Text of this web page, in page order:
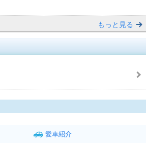
もっと見る
愛車紹介